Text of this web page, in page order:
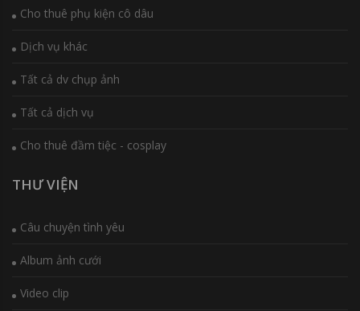
Cho thuê phụ kiện cô dâu
Dịch vụ khác
Tất cả dv chụp ảnh
Tất cả dịch vụ
Cho thuê đầm tiệc - cosplay
THƯ VIỆN
Câu chuyện tình yêu
Album ảnh cưới
Video clip